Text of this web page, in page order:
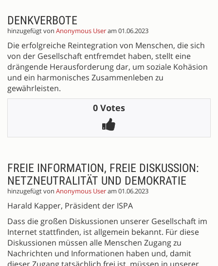
DENKVERBOTE
hinzugefügt von Anonymous Useram 01.06.2023
Die erfolgreiche Reintegration von Menschen, die sich
von der Gesellschaft entfremdet haben, stellt eine
drängende Herausforderung dar, um soziale Kohäsion
und ein harmonisches Zusammenleben zu
gewährleisten.
0 Votes
FREIE INFORMATION, FREIE DISKUSSION:
NETZNEUTRALITÄT UND DEMOKRATIE
hinzugefügt von Anonymous Useram 01.06.2023
Harald Kapper, Präsident der ISPA
Dass die großen Diskussionen unserer Gesellschaft im
Internet stattfinden, ist allgemein bekannt. Für diese
Diskussionen müssen alle Menschen Zugang zu
Nachrichten und Informationen haben und, damit